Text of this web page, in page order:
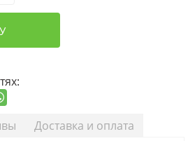
Доставка и оплата